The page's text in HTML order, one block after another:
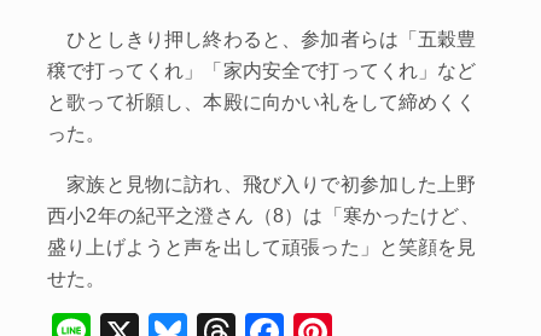
ひとしきり押し終わると、参加者らは「五穀豊
穣で打ってくれ」「家内安全で打ってくれ」など
と歌って祈願し、本殿に向かい礼をして締めくく
った。
家族と見物に訪れ、飛び入りで初参加した上野
西小2年の紀平之澄さん（8）は「寒かったけど、
盛り上げようと声を出して頑張った」と笑顔を見
せた。